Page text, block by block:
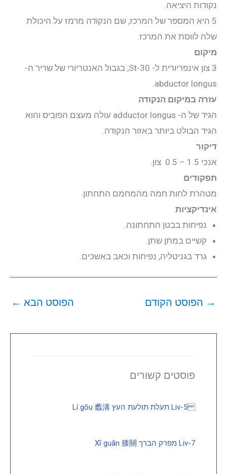
נקודות היציאה.
5 היא המספר של המרכז, שם הנקודה מרמז על היכולת
שלה לווסת את המרכז.
מיקום
3 צון אינפריורית ל- St-30, בגבול האנטריורי של שריר ה-
abductor longus.
עזרה במיקום הנקודה
הגיד של ה- adductor longus עולה מעצם הפוביס והוא
הגיד הבולט ביותר באזור הנקודה.
דיקור
אנכי 1.5 – 0.5 צון.
תפקודים
מטהרת לחות חמה מהמחמם התחתון.
אינדיקציות
נפיחות בבטן התחתונה.
קשיים במתן שתן.
גרד בגניטליה, נפיחות וכאב באשכים.
→ הפוסט הקודם הפוסט הבא ←
פוסטים קשורים
Liv-5 תעלת תולעת העץ Lí gōu 蠡溝
Liv-7 מפרק הברך Xī guān 膝關
פוסטים